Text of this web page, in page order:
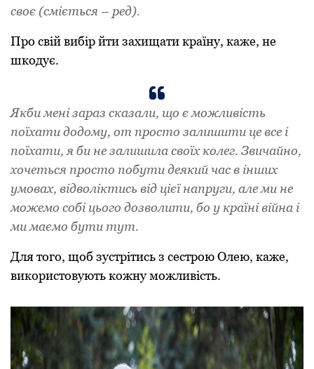
своє (сміється – ред).
Про свій вибір йти захищати країну, каже, не
шкодує.
Якби мені зараз сказали, що є можливість
поїхати додому, от просто залишити це все і
поїхати, я би не залишила своїх колег. Звичайно,
хочеться просто побути деякий час в інших
умовах, відволіктись від цієї напруги, але ми не
можемо собі цього дозволити, бо у країні війна і
ми маємо бути тут.
Для того, щоб зустрітись з сестрою Олею, каже,
використовують кожну можливість.